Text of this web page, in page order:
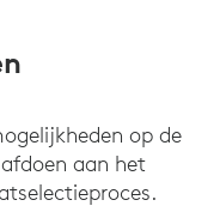
op de
aan het